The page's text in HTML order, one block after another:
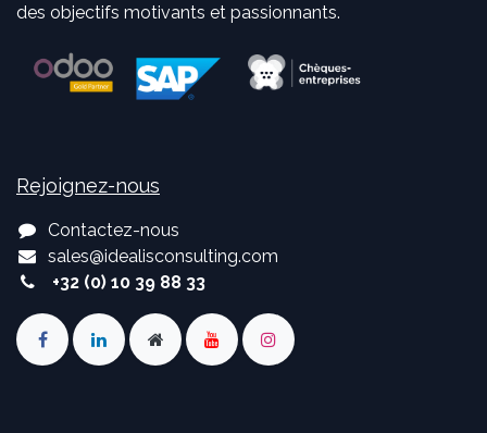
des objectifs motivants et passionnants.
Rejoignez-nous
Contactez-nous
sales@idealisconsulting.com
+32 (0) 10 39 88 33